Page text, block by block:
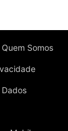
Quem Somos